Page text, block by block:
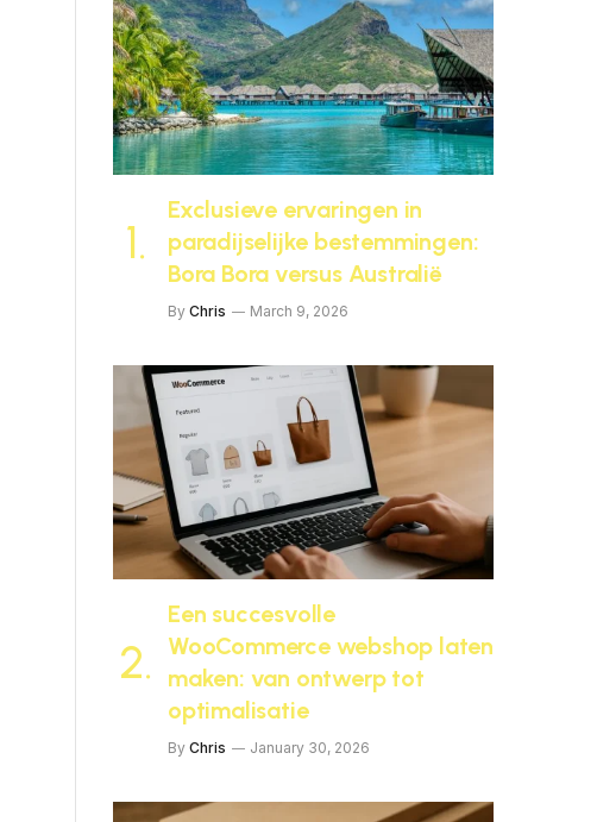
Exclusieve ervaringen in
paradijselijke bestemmingen:
Bora Bora versus Australië
By Chris March 9, 2026
Een succesvolle
WooCommerce webshop laten
maken: van ontwerp tot
optimalisatie
By Chris January 30, 2026